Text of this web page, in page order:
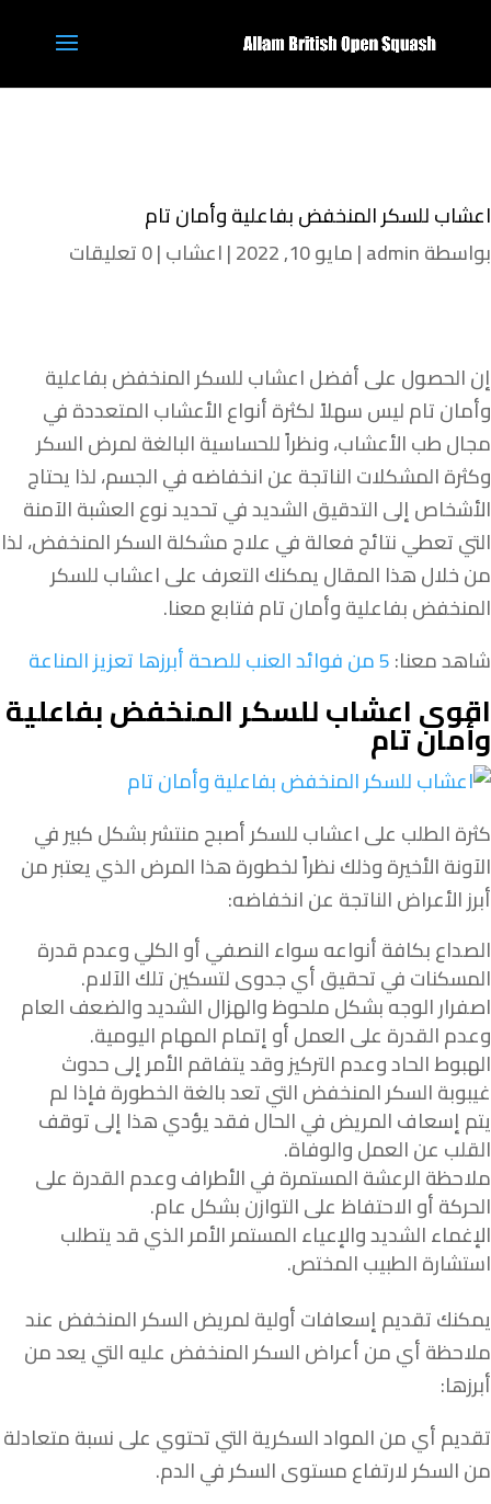
اعشاب للسكر المنخفض بفاعلية وأمان تام
بواسطةadmin
|مايو 10, 2022 |اعشاب|0 تعليقات
إن الحصول على أفضل اعشاب للسكر المنخفض بفاعلية
وأمان تام ليس سهلاً لكثرة أنواع الأعشاب المتعددة في
مجال طب الأعشاب، ونظراً للحساسية البالغة لمرض السكر
وكثرة المشكلات الناتجة عن انخفاضه في الجسم، لذا يحتاج
الأشخاص إلى التدقيق الشديد في تحديد نوع العشبة الآمنة
التي تعطي نتائج فعالة في علاج مشكلة السكر المنخفض، لذا
من خلال هذا المقال يمكنك التعرف على اعشاب للسكر
المنخفض بفاعلية وأمان تام فتابع معنا.
شاهد معنا:5 من فوائد العنب للصحة أبرزها تعزيز المناعة
اقوى اعشاب للسكر المنخفض بفاعلية
وأمان تام
كثرة الطلب على اعشاب للسكر أصبح منتشر بشكل كبير في
الآونة الأخيرة وذلك نظراً لخطورة هذا المرض الذي يعتبر من
أبرز الأعراض الناتجة عن انخفاضه:
الصداع بكافة أنواعه سواء النصفي أو الكلي وعدم قدرة
المسكنات في تحقيق أي جدوى لتسكين تلك الآلام.
اصفرار الوجه بشكل ملحوظ والهزال الشديد والضعف العام
وعدم القدرة على العمل أو إتمام المهام اليومية.
الهبوط الحاد وعدم التركيز وقد يتفاقم الأمر إلى حدوث
غيبوبة السكر المنخفض التي تعد بالغة الخطورة فإذا لم
يتم إسعاف المريض في الحال فقد يؤدي هذا إلى توقف
القلب عن العمل والوفاة.
ملاحظة الرعشة المستمرة في الأطراف وعدم القدرة على
الحركة أو الاحتفاظ على التوازن بشكل عام.
الإغماء الشديد والإعياء المستمر الأمر الذي قد يتطلب
استشارة الطبيب المختص.
يمكنك تقديم إسعافات أولية لمريض السكر المنخفض عند
ملاحظة أي من أعراض السكر المنخفض عليه التي يعد من
أبرزها:
تقديم أي من المواد السكرية التي تحتوي على نسبة متعادلة
من السكر لارتفاع مستوى السكر في الدم.